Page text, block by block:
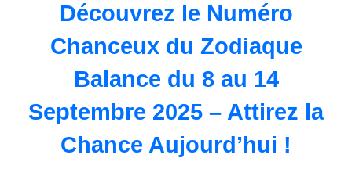
Découvrez le Numéro
Chanceux du Zodiaque
Balance du 8 au 14
Septembre 2025 – Attirez la
Chance Aujourd’hui !